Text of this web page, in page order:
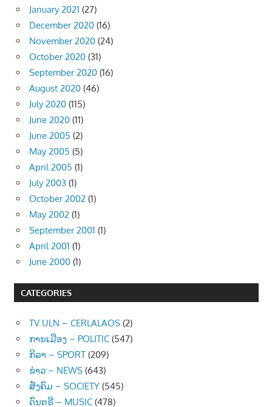
January 2021 (27)
December 2020 (16)
November 2020 (24)
October 2020 (31)
September 2020 (16)
August 2020 (46)
July 2020 (115)
June 2020 (11)
June 2005 (2)
May 2005 (5)
April 2005 (1)
July 2003 (1)
October 2002 (1)
May 2002 (1)
September 2001 (1)
April 2001 (1)
June 2000 (1)
CATEGORIES
TV ULN – CERLALAOS (2)
ການເມືອງ – POLITIC (547)
ກິລາ – SPORT (209)
ຂ່າວ – NEWS (643)
ສັງຄົມ – SOCIETY (545)
ດົນຕຣີ – MUSIC (478)